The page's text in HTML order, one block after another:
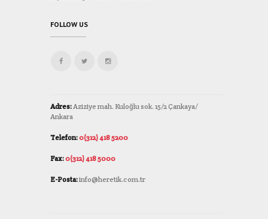
FOLLOW US
Adres:Aziziye mah. Kuloğlu sok. 15/2 Çankaya/
Ankara
Telefon:0(312) 418 5200
Fax:0(312) 418 5000
E-Posta:info@heretik.com.tr